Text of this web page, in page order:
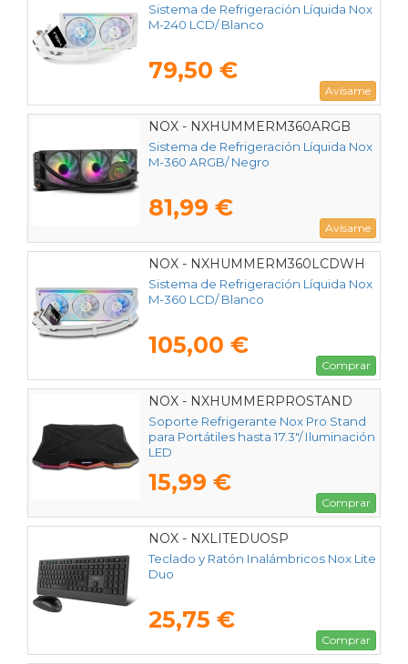
Sistema de Refrigeración Líquida Nox
M-240 LCD/ Blanco
79,50 €
Avísame
NOX - NXHUMMERM360ARGB
Sistema de Refrigeración Líquida Nox
M-360 ARGB/ Negro
81,99 €
Avísame
NOX - NXHUMMERM360LCDWH
Sistema de Refrigeración Líquida Nox
M-360 LCD/ Blanco
105,00 €
Comprar
NOX - NXHUMMERPROSTAND
Soporte Refrigerante Nox Pro Stand
para Portátiles hasta 17.3"/ Iluminación
LED
15,99 €
Comprar
NOX - NXLITEDUOSP
Teclado y Ratón Inalámbricos Nox Lite
Duo
25,75 €
Comprar